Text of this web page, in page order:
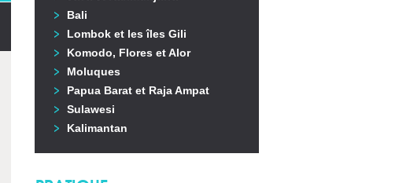
Bali
Lombok et les îles Gili
Komodo, Flores et Alor
Moluques
Papua Barat et Raja Ampat
Sulawesi
Kalimantan